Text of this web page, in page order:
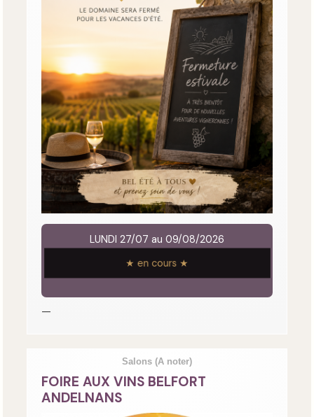
LUNDI 27/07 au 09/08/2026
★ en cours ★
—
Salons (A noter)
FOIRE AUX VINS BELFORT
ANDELNANS